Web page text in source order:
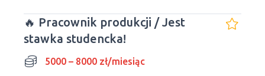
🔥 Pracownik produkcji / Jest
stawka studencka!
5000 – 8000 zł/miesiąc